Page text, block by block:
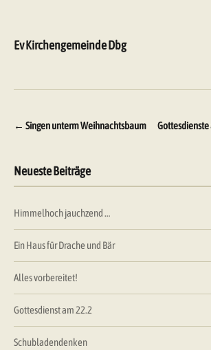
Ev Kirchengemeinde Dbg
Beitragsnavigation
← Singen unterm Weihnachtsbaum
Neueste Beiträge
Himmelhoch jauchzend …
Ein Haus für Drache und Bär
Alles vorbereitet!
Gottesdienst am 22.2
Schubladendenken